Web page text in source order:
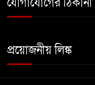
প্রয়োজনীয় লিঙ্ক